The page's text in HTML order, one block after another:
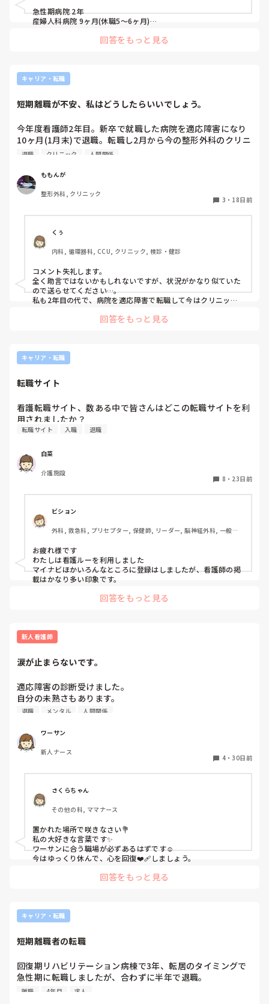
急性期病院 2年
産婦人科病院 9ヶ月(休職5～6ヶ月)
です。参考になれば幸いです回答をもっと見る
キャリア・転職
短期離職が不安、私はどうしたらいいでしょう。
今年度看護師2年目。新卒で就職した病院を適応障害になり
10ヶ月(1月末)で退職。転職し2月から今の整形外科のクリニ
ックで働き始め、来月(8月)で半年になります。
・正社員の看護師が私1人であること
・注射や採血はカルテ入力や患者案内など含めて最低3分以
内でできないと院長に注意をされる
に当たることが多い
・先読みして行動しても「早すぎる」と怒られ、指示を待っ
てやってると「ぼっーとしすぎ」「傍観者になりすぎ」と怒
口調、文句や嫌味、最近では、私だけに挨拶無視、存在無
視。
朝、仕事に行くのが憂鬱です。出勤したら早く終わって欲し
ます。辞めれるなら辞めたいですが、1年は続けないとまた
けで皆辛い中頑張ってるのにと自己嫌悪になってしまいま
す。
私はどうしたらいいでしょうか。
短期離職になると今後のキャリアが怖いです。書類落ちみた
いなことになるんじゃないかと。(今後病棟戻る気は一切な
いです。)
退職 クリニック 人間関係
ももんが
整形外科, クリニック
3 ・ 18日前
くぅ
内科, 循環器科, CCU, クリニック, 検診・健診
コメント失礼します。
全く助言ではないかもしれないですが、状況がかなり似ていた
ので送らせてください…。
私も2年目の代で、病院を適応障害で転職して今はクリニック
正社員が私1人という状況も同じで、ももんが様ほど院長は厳
驚いたほどです。ももんが様のような環境であれば私は即やめ
ると思います…
あると思います。
私もキャリアは怖いですが、同じく病棟に戻るつもりはないの
で気にせず辞めようと思っています！
ちなみに同級生に、二度退職して今転職活動をしている友人が
いますが、書類落ち等はそこまでなく、場所次第ですが思って
お互い無理せず適度にやっていきましょうね(TT)
回答をもっと見る
キャリア・転職
転職サイト
看護転職サイト、数ある中で皆さんはどこの転職サイトを利
転職サイト 入職 退職
白菜
介護施設
8 ・ 23日前
ビション
外科, 救急科, プリセプター, 保健師, リーダー, 脳神経外科, 一般病
お疲れ様です
わたしは看護ルーを利用しました
マイナビほかいろんなところに登録はしましたが、看護師の掲
載はかなり多い印象です。
回答をもっと見る
新人看護師
涙が止まらないです。
適応障害の診断受けました。
自分の未熟さもあります。
休職指示ありましたが、退職の方向です。
退職 メンタル 人間関係
ワーサン
新人ナース
4・30日前
さくらちゃん
その他の科, ママナース
置かれた場所で咲きなさい💐
私の大好きな言葉です✨
ワーサンに合う職場が必ずあるはずです☺︎
今はゆっくり休んで、心を回復❤️‍🩹しましょう。
回答をもっと見る
キャリア・転職
短期離職者の転職
回復期リハビリテーション病棟で3年、転居のタイミングで
急性期に転職しましたが、合わずに半年で退職。
地域医療に興味があり、訪問看護に転職しましたが、経営方
離職 4年目 求人